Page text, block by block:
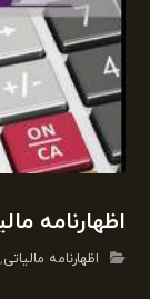
اظهارنامه
اظهارنامه مالیاتی,